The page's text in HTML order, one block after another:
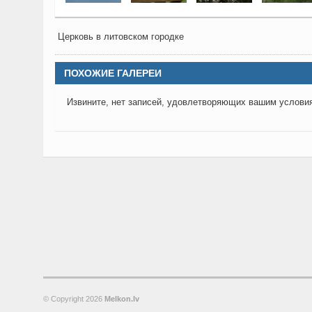
Церковь в литовском городке
ПОХОЖИЕ ГАЛЕРЕИ
Извините, нет записей, удовлетворяющих вашим
© Copyright 2026 Melkon.lv